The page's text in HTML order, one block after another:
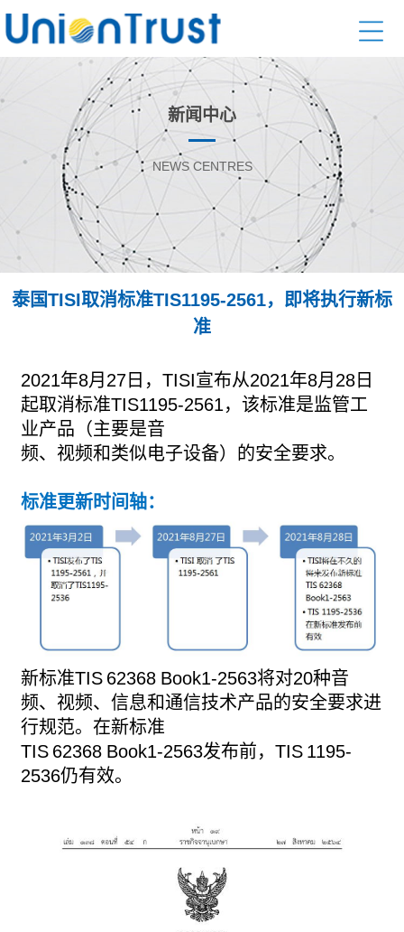
新闻中心
NEWS CENTRES
泰国TISI取消标准TIS1195-2561，即将执行新标
准
2021年8月27日，TISI宣布从2021年8月28日
起取消标准TIS1195-2561，该标准是监管工
业产品（主要是音
频、视频和类似电子设备）的安全要求。
标准更新时间轴：
新标准TIS 62368 Book1-2563将对20种音
频、视频、信息和通信技术产品的安全要求进
行规范。在新标准
TIS 62368 Book1-2563发布前， TIS 1195-
2536仍有效。